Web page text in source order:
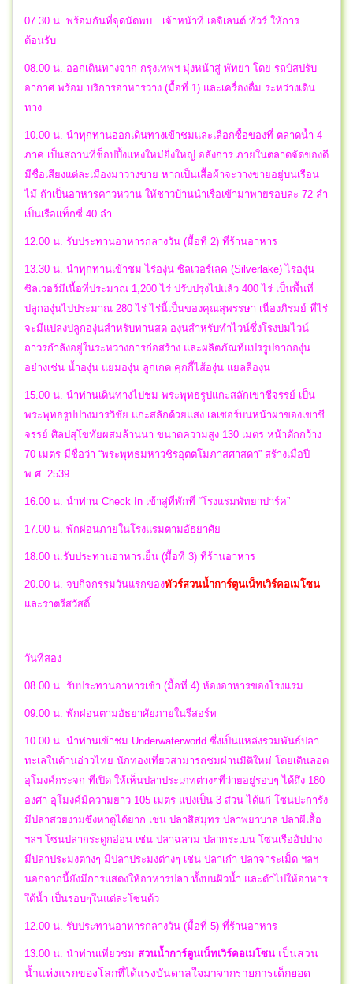
07.30 น. พร้อมกันที่จุดนัดพบ…เจ้าหน้าที่ เอจิเลนต์ ทัวร์ ให้การ
ต้อนรับ
08.00 น. ออกเดินทางจาก กรุงเทพฯ มุ่งหน้าสู่ พัทยา โดย รถบัสปรับ
อากาศ พร้อม บริการอาหารว่าง (มื้อที่ 1) และเครื่องดื่ม ระหว่างเดิน
ทาง
10.00 น. นำทุกท่านออกเดินทางเข้าชมและเลือกซื้อของที่ ตลาดน้ำ 4
ภาค เป็นสถานที่ช็อปปิ้งแห่งใหม่ยิ่งใหญ่ อลังการ ภายในตลาดจัดของดี
มีชื่อเสียงแต่ละเมืองมาวางขาย หากเป็นเสื้อผ้าจะวางขายอยู่บนเรือน
ไม้ ถ้าเป็นอาหารคาวหวาน ให้ชาวบ้านนำเรือเข้ามาพายรอบละ 72 ลำ
เป็นเรือแท็กซี่ 40 ลำ
12.00 น. รับประทานอาหารกลางวัน (มื้อที่ 2) ที่ร้านอาหาร
13.30 น. นำทุกท่านเข้าชม ไร่องุ่น ซิลเวอร์เลค (Silverlake) ไร่องุ่น
ซิลเวอร์มีเนื้อที่ประมาณ 1,200 ไร่ ปรับปรุงไปแล้ว 400 ไร่ เป็นพื้นที่
ปลูกองุ่นไปประมาณ 280 ไร่ ไร่นี้เป็นของคุณสุพรรษา เนื่องภิรมย์ ที่ไร่
จะมีแปลงปลูกองุ่นสำหรับทานสด องุ่นสำหรับทำไวน์ซึ่งโรงบ่มไวน์
ถาวรกำลังอยู่ในระหว่างการก่อสร้าง และผลิตภัณท์แปรรูปจากองุ่น
อย่างเช่น น้ำองุ่น แยมองุ่น ลูกเกด คุกกี้ไส้องุ่น แยลลี่องุ่น
15.00 น. นำท่านเดินทางไปชม พระพุทธรูปแกะสลักเขาชีจรรย์ เป็น
พระพุทธรูปปางมารวิชัย แกะสลักด้วยแสง เลเซอร์บนหน้าผาของเขาชี
จรรย์ ศิลปสุโขทัยผสมล้านนา ขนาดความสูง 130 เมตร หน้าตักกว้าง
70 เมตร มีชื่อว่า “พระพุทธมหาวชิรอุตตโมภาสศาสดา” สร้างเมื่อปี
พ.ศ. 2539
16.00 น. นำท่าน Check In เข้าสู่ที่พักที่ “โรงแรมพัทยาปาร์ค”
17.00 น. พักผ่อนภายในโรงแรมตามอัธยาศัย
18.00 น.รับประทานอาหารเย็น (มื้อที่ 3) ที่ร้านอาหาร
20.00 น. จบกิจกรรมวันแรกของทัวร์สวนน้ำการ์ตูนเน็ทเวิร์คอเมโซน
และราตรีสวัสดิ์
วันที่สอง
08.00 น. รับประทานอาหารเช้า (มื้อที่ 4) ห้องอาหารของโรงแรม
09.00 น. พักผ่อนตามอัธยาศัยภายในรีสอร์ท
10.00 น. นำท่านเข้าชม Underwaterworld ซึ่งเป็นแหล่งรวมพันธ์ปลา
ทะเลในด้านอ่าวไทย นักท่องเที่ยวสามารถชมผ่านมิติใหม่ โดยเดินลอด
อุโมงค์กระจก ที่เปิด ให้เห็นปลาประเภทต่างๆที่ว่ายอยู่รอบๆ ได้ถึง 180
องศา อุโมงค์มีความยาว 105 เมตร แบ่งเป็น 3 ส่วน ได้แก่ โซนปะการัง
มีปลาสวยงามซึ่งหาดูได้ยาก เช่น ปลาสิสมุทร ปลาพยาบาล ปลาผีเสื้อ
ฯลฯ โซนปลากระดูกอ่อน เช่น ปลาฉลาม ปลากระเบน โซนเรืออัปปาง
มีปลาประมงต่างๆ มีปลาประมงต่างๆ เช่น ปลาเก๋า ปลาจาระเม็ด ฯลฯ
นอกจากนี้ยังมีการแสดงให้อาหารปลา ทั้งบนผิวน้ำ และดำไปให้อาหาร
ใต้น้ำ เป็นรอบๆในแต่ละโซนด้ว
12.00 น. รับประทานอาหารกลางวัน (มื้อที่ 5) ที่ร้านอาหาร
13.00 น. นำท่านเที่ยวชม สวนน้ำการ์ตูนเน็ทเวิร์คอเมโซน เป็นสวน
น้ำแห่งแรกของโลกที่ได้แรงบันดาลใจมาจากรายการเด็กยอด